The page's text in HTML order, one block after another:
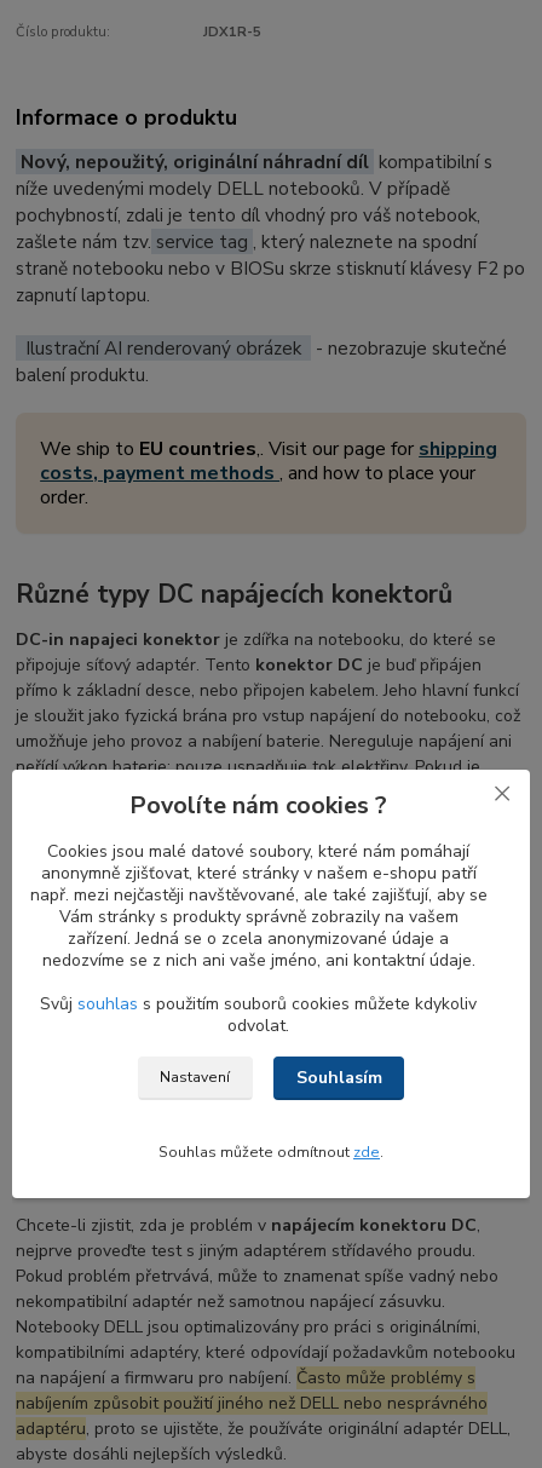
Číslo produktu: JDX1R-5
Informace o produktu
Nový, nepoužitý, originální náhradní díl kompatibilní s
níže uvedenými modely DELL notebooků. V případě
pochybností, zdali je tento díl vhodný pro váš notebook,
zašlete nám tzv. service tag , který naleznete na spodní
straně notebooku nebo v BIOSu skrze stisknutí klávesy F2 po
zapnutí laptopu.
Ilustrační AI renderovaný obrázek
- nezobrazuje skutečné
balení produktu.
We ship to EU countries,. Visit our page for shipping
costs, payment methods, and how to place your
order.
Různé typy DC napájecích konektorů
DC-in napajeci konektor je zdířka na notebooku, do které se
připojuje síťový adaptér. Tento konektor DC je buď připájen
přímo k základní desce, nebo připojen kabelem. Jeho hlavní funkcí
je sloužit jako fyzická brána pro vstup napájení do notebooku, což
umožňuje jeho provoz a nabíjení baterie. Nereguluje napájení ani
neřídí výkon baterie; pouze usnadňuje tok elektřiny. Pokud je
napájecí DC konektor vadný, může se stát, že se notebook
nezapne nebo se baterie nebude správně nabíjet.
Příznaky poruchy napájecího konektoru DC
Mezi běžné příznaky poruchynapajeciho DC konektoru na
napájecího kabelu, přerušované přepínání mezi napájením z
baterie a střídavého proudu, jiskření nebo nahromaděné teplo v
blízkosti napájecího portu a problémy s nabíjením baterie.
Jak diagnostikovat vadný napájecí DC-in
Chcete-li zjistit, zda je problém v napájecím konektoru DC,
nejprve proveďte test s jiným adaptérem střídavého proudu.
Pokud problém přetrvává, může to znamenat spíše vadný nebo
nekompatibilní adaptér než samotnou napájecí zásuvku.
Notebooky DELL jsou optimalizovány pro práci s originálními,
kompatibilními adaptéry, které odpovídají požadavkům notebooku
na napájení a firmwaru pro nabíjení. Často může problémy s
nabíjením způsobit použití jiného než DELL nebo nesprávného
adaptéru, proto se ujistěte, že používáte originální adaptér DELL,
abyste dosáhli nejlepších výsledků.
Povolíte nám cookies ?
Cookies jsou malé datové soubory, které nám pomáhají
anonymně zjišťovat, které stránky v našem e-shopu patří
např. mezi nejčastěji navštěvované, ale také zajišťují, aby se
Vám stránky s produkty správně zobrazily na vašem
zařízení. Jedná se o zcela anonymizované údaje a
nedozvíme se z nich ani vaše jméno, ani kontaktní údaje.
Svůj souhlas s použitím souborů cookies můžete kdykoliv
odvolat.
Nastavení Souhlasím
Souhlas můžete odmítnout zde.